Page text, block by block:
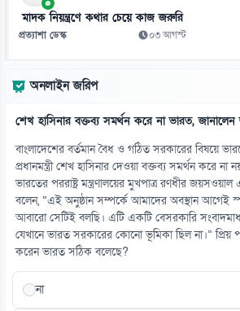
০৮ আগস্ট
০৮ আগস্ট
১৪
এক সঙ্গে জালে ধরা পড়লো ৪৬ মণ ইলিশ
০৮ আগস্ট
১৫
গ্রিসের উপকূলে ২০২ অভিবাসনপ্রত্যাশী উদ্ধার
০৮ আগস্ট
মাদক নিয়ন্ত্রণে কথার চেয়ে কাজ জরুরি
প্রত্যাশা ডেস্ক ০৩ আগস্ট
অনলাইন জরিপ
শেখ হাসিনার বক্তব্য সমর্থন করে না ভারত,
বাংলাদেশের বর্তমান বৈধ ও গঠিত সরকারের বিষয়ে
প্রধানমন্ত্রী শেখ হাসিনার দেওয়া বক্তব্য সমর্থন করে না
ভারতের পররাষ্ট্র মন্ত্রণালয়ের মুখপাত্র রণধীর
বলেন, “এই অনুষ্ঠান সম্পর্কে আমাদের অবস্থান আগেই
আবারো সেটিই বলছি। এটি একটি বেসরকারি
যেখানে ভারত সরকারের কোনো ভূমিকা ছিল না।”
করেন ভারত সঠিক বলেছে?
না